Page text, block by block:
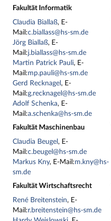
Fakultät Informatik
Claudia Biallaß, E-
Mail:c.biallass@hs-sm.de
Jörg Biallaß, E-
Mail:j.biallass@hs-sm.de
Martin Patrick Pauli, E-
Mail:mp.pauli@hs-sm.de
Gerd Recknagel, E-
Mail:g.recknagel@hs-sm.de
Adolf Schenka, E-
Mail:a.schenka@hs-sm.de
Fakultät Maschinenbau
Claudia Beugel, E-
Mail:c.beugel@hs-sm.de
Markus Kny, E-Mail:m.kny@hs-
sm.de
Fakultät Wirtschaftsrecht
René Breitenstein, E-
Mail:r.breitenstein@hs-sm.de